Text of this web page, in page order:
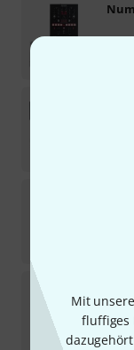
Mit
fluffiges
59 €